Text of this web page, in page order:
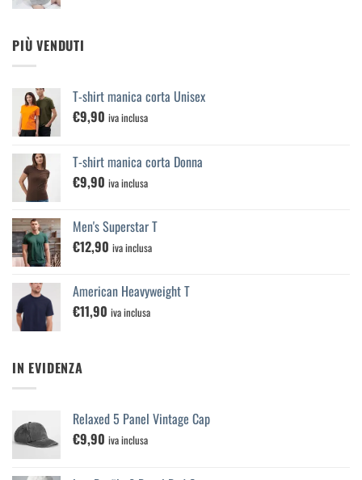
PIÙ VENDUTI
T-shirt manica corta Unisex
€9,90 iva inclusa
T-shirt manica corta Donna
€9,90 iva inclusa
Men's Superstar T
€12,90 iva inclusa
American Heavyweight T
€11,90 iva inclusa
IN EVIDENZA
Relaxed 5 Panel Vintage Cap
€9,90 iva inclusa